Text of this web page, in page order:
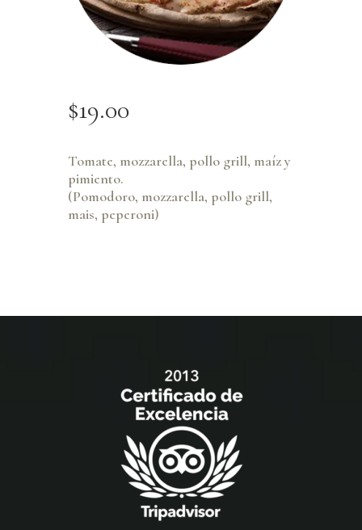
$19.00
Tomate, mozzarella, pollo grill, maíz y
pimiento.
(Pomodoro, mozzarella, pollo grill,
mais, peperoni)